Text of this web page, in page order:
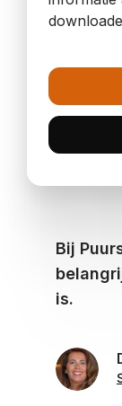
Bij
is.